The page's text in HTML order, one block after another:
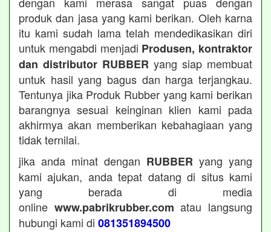
produk dan jasa yang kami berikan. Oleh karna
itu kami sudah lama telah mendedikasikan diri
untuk mengabdi menjadi Produsen, kontraktor
dan distributor RUBBER yang siap membuat
untuk hasil yang bagus dan harga terjangkau.
Tentunya jika Produk Rubber yang kami berikan
barangnya sesuai keinginan klien kami pada
akhirmya akan memberikan kebahagiaan yang
tidak ternilai.
jika anda minat dengan RUBBER yang yang
kami ajukan, anda tepat datang di situs kami
yang berada di media
online www.pabrikrubber.com atau langsung
hubungi kami di 081351894500